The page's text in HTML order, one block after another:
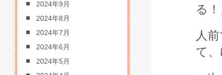
る
人
て
2024年9月
2024年8月
2024年7月
2024年6月
2024年5月